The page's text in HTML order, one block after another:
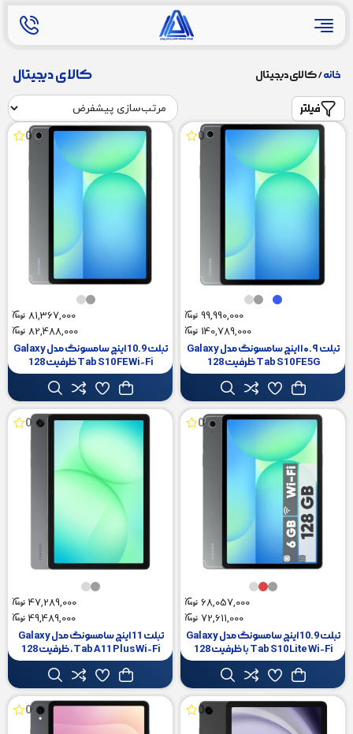
خانه/ کالای دیجیتال کالای دیجیتال
فیلتر
0
99,990,000
140,789,000
تبلت ۱۰.۹ اینچ سامسونگ مدل Galaxy
Tab S10 FE 5G ظرفیت 128
گیگابایت و رم 8 گیگابایت
0
81,367,000
82,488,000
تبلت 10.9 اینچ سامسونگ مدل Galaxy
Tab S10 FE Wi-Fi ظرفیت 128
گیگابایت و رم 8 گیگابایت
0
68,057,000
72,611,000
تبلت 10.9 اینچ سامسونگ مدل Galaxy
Tab S10 Lite Wi-Fi با ظرفیت 128
گیگابایت و رم 6 گیگابایت، رزولوشن
دوربین اصلی ۸ مگاپیکسل، پشتیبانی از
قلم
0
47,289,000
49,489,000
تبلت 11 اینچ سامسونگ مدل Galaxy
Tab A11 Plus Wi-Fi، ظرفیت 128
گیگابایت و رم 6 گیگابایت، رزولوشن
دوربین 8 مگاپیکسل، پشتیبانی از قلم و
کیبورد
0
0